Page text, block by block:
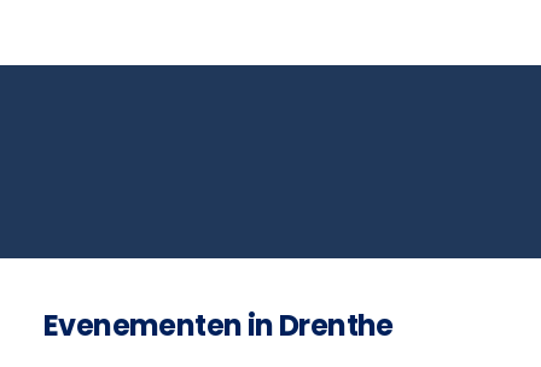
Evenementen in Drenthe